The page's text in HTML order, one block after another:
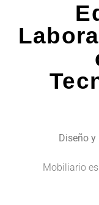
Diseño y
Mobiliario